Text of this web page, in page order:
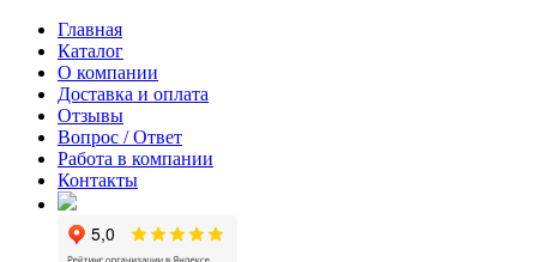
Главная
Каталог
О компании
Доставка и оплата
Отзывы
Вопрос / Ответ
Работа в компании
Контакты